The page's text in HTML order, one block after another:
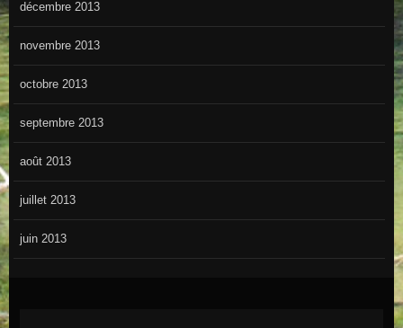
décembre 2013
novembre 2013
octobre 2013
septembre 2013
août 2013
juillet 2013
juin 2013